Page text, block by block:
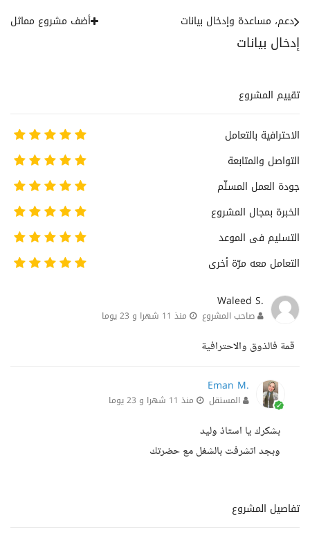
إدخال بيانات
دعم، مساعدة وإدخال بيانات أضف مشروع مماثل
تقييم المشروع
الاحترافية بالتعامل
التواصل والمتابعة
جودة العمل المسلّم
الخبرة بمجال المشروع
التسليم فى الموعد
التعامل معه مرّة أخرى
Waleed S.
صاحب المشروع منذ 11 شهرا و 23 يوما
قمة فالذوق والاحترافية
Eman M.
المستقل منذ 11 شهرا و 23 يوما
بشكرك يا استاذ وليد
وبجد اتشرفت بالشغل مع حضرتك
تفاصيل المشروع